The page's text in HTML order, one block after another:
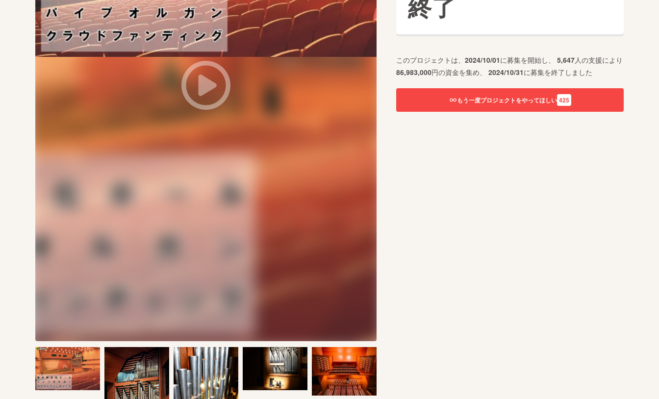
このプロジェクトは、 2024/10/01に募集を開始し、 5,647人の支援により
86,983,000円の資金を集め、 2024/10/31に募集を終了しました
もう一度プロジェクトをやってほしい 425